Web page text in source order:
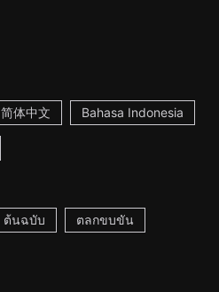
简体中文 Bahasa Indonesia
ต้นฉบับ ตลกขบขัน